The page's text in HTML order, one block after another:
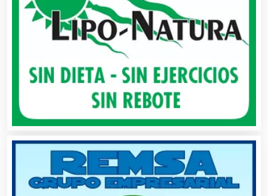
Automatización
Automóviles Nuevos y Usados
Avaluos